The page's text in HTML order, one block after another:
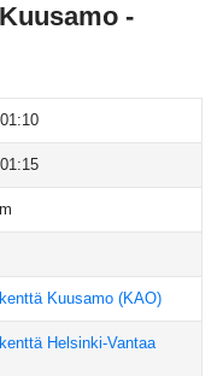
-
Kuusamo (KAO)
Helsinki-Vantaa